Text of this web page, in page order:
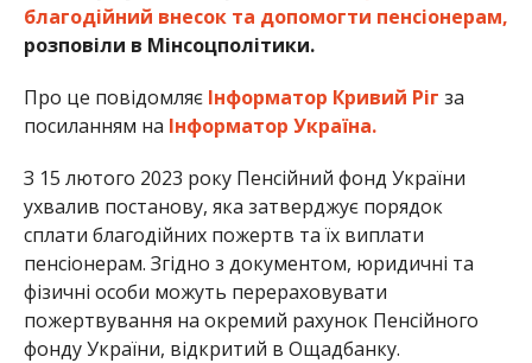
благодійний внесок та допомогти пенсіонерам,
розповіли в Мінсоцполітики.
Про це повідомляє Інформатор Кривий Ріг за
посиланням на Інформатор Україна.
З 15 лютого 2023 року Пенсійний фонд України
ухвалив постанову, яка затверджує порядок
сплати благодійних пожертв та їх виплати
пенсіонерам. Згідно з документом, юридичні та
фізичні особи можуть перераховувати
пожертвування на окремий рахунок Пенсійного
фонду України, відкритий в Ощадбанку.